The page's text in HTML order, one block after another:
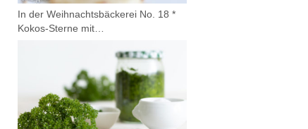
In der Weihnachtsbäckerei No. 18 *
Kokos-Sterne mit…